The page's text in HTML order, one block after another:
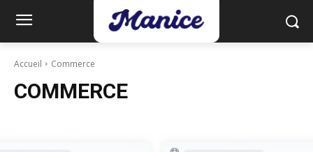
Accueil Commerce
COMMERCE